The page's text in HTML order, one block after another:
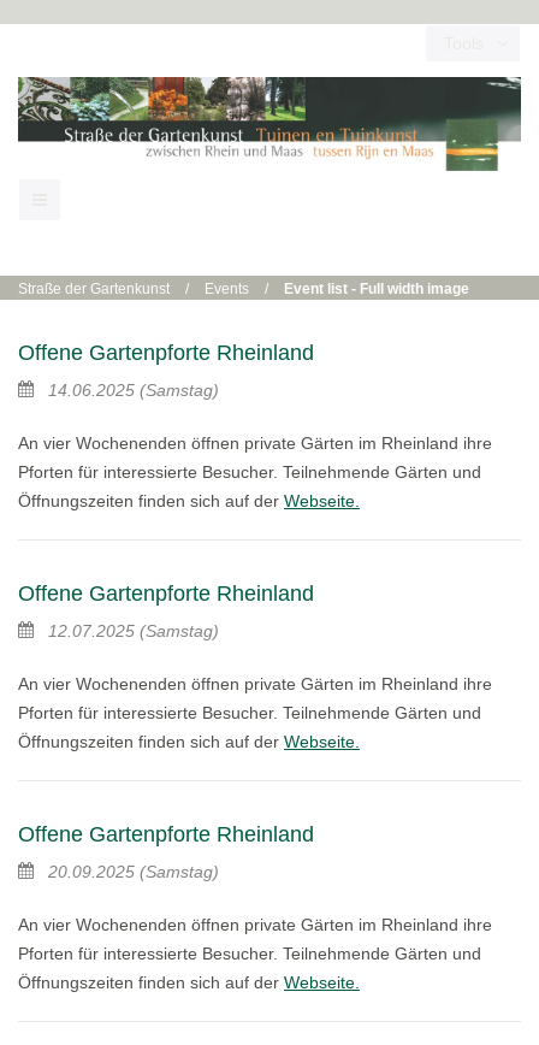
Straße der Gartenkunst / Events / Event list - Full width image
Offene Gartenpforte Rheinland
14.06.2025 (Samstag)
An vier Wochenenden öffnen private Gärten im Rheinland ihre
Pforten für interessierte Besucher. Teilnehmende Gärten und
Öffnungszeiten finden sich auf der Webseite.
Offene Gartenpforte Rheinland
12.07.2025 (Samstag)
An vier Wochenenden öffnen private Gärten im Rheinland ihre
Pforten für interessierte Besucher. Teilnehmende Gärten und
Öffnungszeiten finden sich auf der Webseite.
Offene Gartenpforte Rheinland
20.09.2025 (Samstag)
An vier Wochenenden öffnen private Gärten im Rheinland ihre
Pforten für interessierte Besucher. Teilnehmende Gärten und
Öffnungszeiten finden sich auf der Webseite.